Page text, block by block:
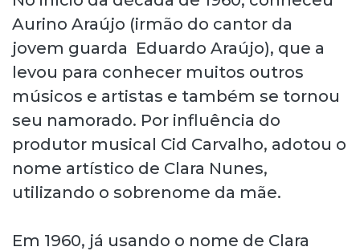
Aurino Araújo (irmão do cantor da
jovem guarda Eduardo Araújo), que a
levou para conhecer muitos outros
músicos e artistas e também se tornou
seu namorado. Por influência do
produtor musical Cid Carvalho, adotou o
nome artístico de Clara Nunes,
utilizando o sobrenome da mãe.
Em 1960, já usando o nome de Clara